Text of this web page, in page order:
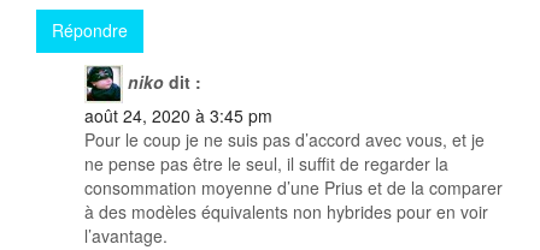
Répondre
niko dit :
août 24, 2020 à 3:45 pm
Pour le coup je ne suis pas d’accord avec vous, et je
ne pense pas être le seul, il suffit de regarder la
consommation moyenne d’une Prius et de la comparer
à des modèles équivalents non hybrides pour en voir
l’avantage.